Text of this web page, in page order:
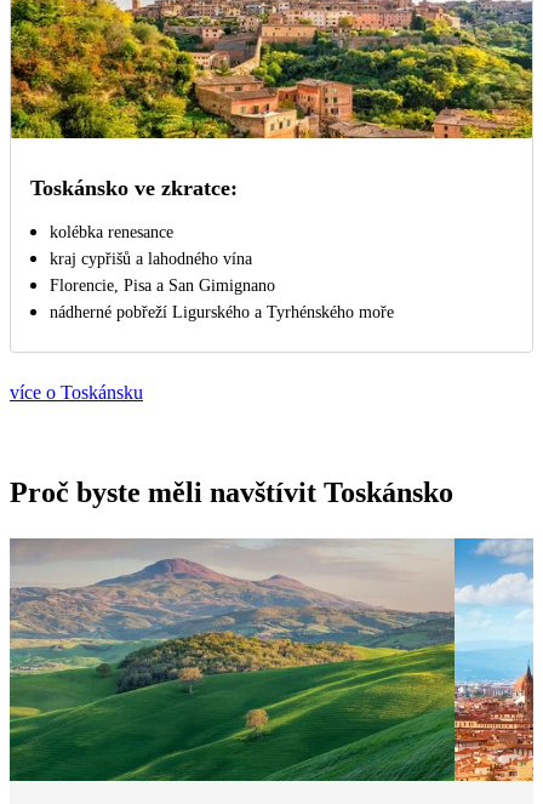
Toskánsko ve zkratce:
kolébka renesance
kraj cypřišů a lahodného vína
Florencie, Pisa a San Gimignano
nádherné pobřeží Ligurského a Tyrhénského moře
více o Toskánsku
Proč byste měli navštívit Toskánsko